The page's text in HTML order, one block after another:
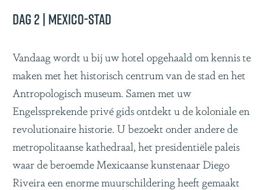
Dag 2 | Mexico-Stad
Vandaag wordt u bij uw hotel opgehaald om kennis te
maken met het historisch centrum van de stad en het
Antropologisch museum. Samen met uw
Engelssprekende privé gids ontdekt u de koloniale en
revolutionaire historie. U bezoekt onder andere de
metropolitaanse kathedraal, het presidentiële paleis
waar de beroemde Mexicaanse kunstenaar Diego
Riveira een enorme muurschildering heeft gemaakt